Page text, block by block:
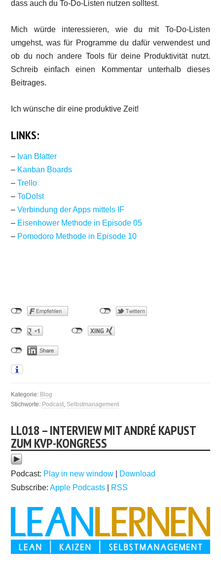
dass auch du To-Do-Listen nutzen solltest.
Mich würde interessieren, wie du mit To-Do-Listen
umgehst, was für Programme du dafür verwendest und
ob du noch andere Tools für deine Produktivität nutzt.
Schreib einfach einen Kommentar unterhalb dieses
Beitrages.
Ich wünsche dir eine produktive Zeit!
LINKS:
– Ivan Blatter
– Kanban Boards
–Trello
–ToDoIst
–Verbindung der Apps mittels IF
– Eisenhower Methode in Episode 05
– Pomodoro Methode in Episode 10
Kategorie: Blog
Stichworte: Podcast, Selbstmanagement
LL018 – INTERVIEW MIT ANDRÉ KAPUST
ZUM KVP-KONGRESS
Podcast: Play in new window
Download
Subscribe:Apple Podcasts RSS